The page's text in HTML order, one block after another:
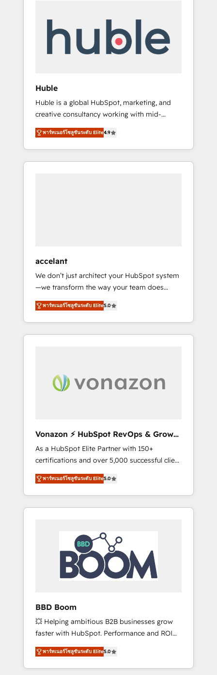
API Integration project... ⬅️ Click "Contact
Business" ⬅️ to access 150+ Kickstart
Paypal 💰 Sage or Netsuite 🤖 Google or
Microsoft ✍️ DocuSign or PandaDoc 🌐
Avalara or Quaderno HubSnacks holds the
rare Advanced "Custom Integrations"
Accreditation, securely sync data across... 🔄
any apps, in any direction. Stuck on your old
CRM..? Migrate | seamlessly off your old CRM
Huble
Huble is a global HubSpot, marketing, and
creative consultancy working with mid-
market and enterprise businesses. We go
beyond implementation, shaping the
strategy, processes, and teams that turn
HubSpot into a genuine growth engine.
Singapore, and South Africa. Certified
compliant with ISO/IEC 27001:2022 and ISO
9001:2015 across all seven international
offices and 175+ employees.
พาร์ทเนอร์โซลูชันระดับ Elite4.9
accelant
We don’t just architect your HubSpot system
—we transform the way your team does
business. As an Elite HubSpot Solutions
Partner, we specialize in creating tailored,
end-to-end CRM solutions that accelerate
growth, improve operational efficiency, and
time to deeply understand your unique
needs, crafting custom strategies that deliver
responsiveness, and ongoing support, we
equip your team to adopt new systems with
confidence and achieve a unified, data-
driven approach to customer engagement.
พาร์ทเนอร์โซลูชันระดับ Elite5.0
Vonazon ⚡ HubSpot RevOps & Growth
Strategy Experts
As a HubSpot Elite Partner with 150+
certifications and over 5,000 successful client
engagements, Vonazon turns marketing
complexity into measurable, scalable growth.
From onboarding to enterprise-grade
campaigns, our in-house team builds scalable
HubSpot Integration & Optimization •
Seamless CRM, CMS, and automation setup •
Complex platform migrations and data
cleanups • Custom APIs and third-party
integrations 📈 End-to-End Revenue
tools and CRM optimization • Retention
strategies with customer journey mapping 🏅
Elite-Level HubSpot Execution • 750+
onboardings and 2,000+ implementations •
Deep expertise across marketing, sales, and
service hubs • Built-in flexibility for startups
พาร์ทเนอร์โซลูชันระดับ Elite5.0
BBD Boom
💥 Helping ambitious B2B businesses grow
faster with HubSpot. Performance and ROI
focused. 💥 BBD Boom is the HubSpot
partner that can help you to HubSpot Better.
We work with your teams to solve all your
พาร์ทเนอร์โซลูชันระดับ Elite5.0